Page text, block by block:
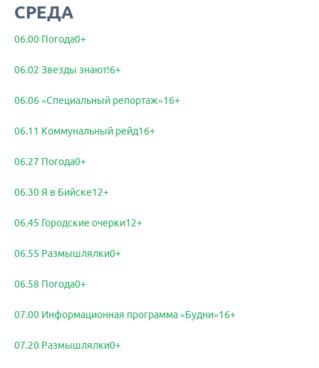
СРЕДА
06.00 Погода0+
06.02 Звезды знают!6+
06.06 «Специальный репортаж»16+
06.11 Коммунальный рейд16+
06.27 Погода0+
06.30 Я в Бийске12+
06.45 Городские очерки12+
06.55 Размышлялки0+
06.58 Погода0+
07.00 Информационная программа «Будни»16+
07.20 Размышлялки0+